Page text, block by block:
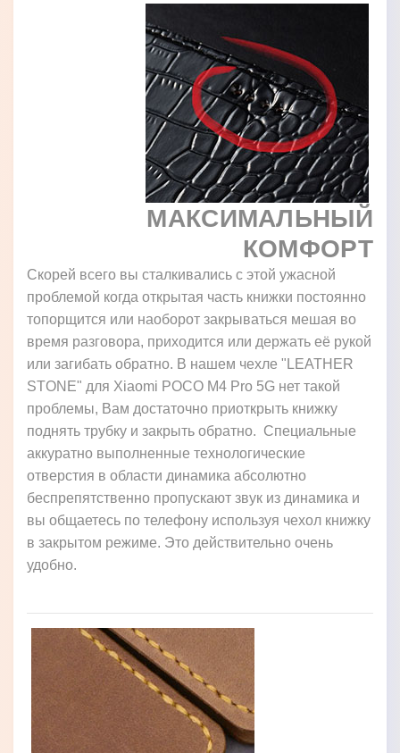
МАКСИМАЛЬНЫЙ
КОМФОРТ
Скорей всего вы сталкивались с этой ужасной
проблемой когда открытая часть книжки постоянно
топорщится или наоборот закрываться мешая во
время разговора, приходится или держать её рукой
или загибать обратно. В нашем чехле "LEATHER
STONE" для Xiaomi POCO M4 Pro 5G нет такой
проблемы, Вам достаточно приоткрыть книжку
поднять трубку и закрыть обратно. Специальные
аккуратно выполненные технологические
отверстия в области динамика абсолютно
беспрепятственно пропускают звук из динамика и
вы общаетесь по телефону используя чехол книжку
в закрытом режиме. Это действительно очень
удобно.